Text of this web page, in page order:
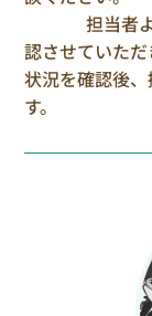
担当者より
認させていただ
状況を確認後
す。